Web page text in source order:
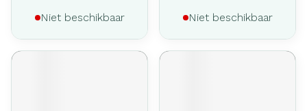
Niet beschikbaar Niet beschikbaar